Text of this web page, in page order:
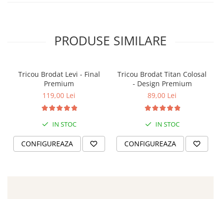
PRODUSE SIMILARE
Tricou Brodat Levi - Final
Premium
119,00 Lei
IN STOC
CONFIGUREAZA
Tricou Brodat Titan Colosal
- Design Premium
89,00 Lei
IN STOC
CONFIGUREAZA